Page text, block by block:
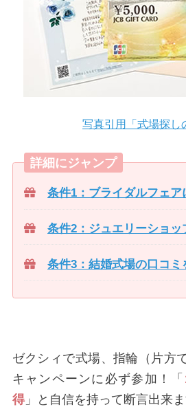
写真引用「式場探し
詳細にジャンプ
条件1：ブライダルフェア
条件2：ジュエリーショッ
条件3：結婚式場の口コミ
ゼクシィで式場、指輪（片方
キャンペーンに必ず参加！「
得」と自信を持って断言出来ま